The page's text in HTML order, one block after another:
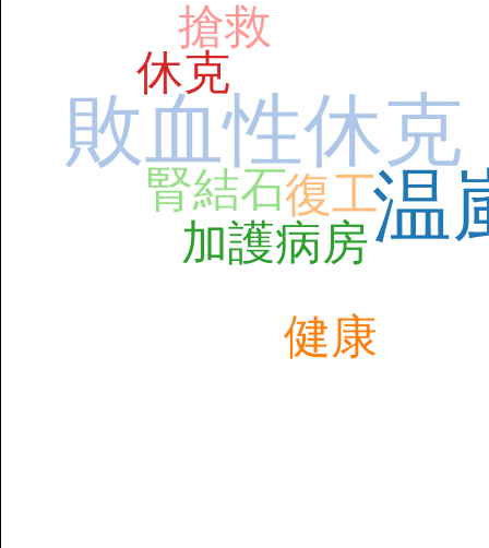
温
敗血性休克
健康
復工
加護病房
腎結石
休克
搶救